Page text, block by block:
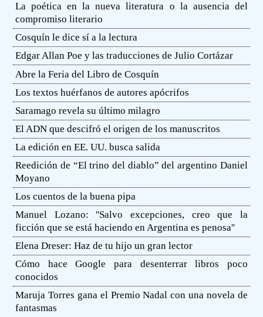
La poética en la nueva literatura o la ausencia del
compromiso literario
Cosquín le dice sí a la lectura
Edgar Allan Poe y las traducciones de Julio Cortázar
Abre la Feria del Libro de Cosquín
Los textos huérfanos de autores apócrifos
Saramago revela su último milagro
El ADN que descifró el origen de los manuscritos
La edición en EE. UU. busca salida
Reedición de “El trino del diablo” del argentino Daniel
Moyano
Los cuentos de la buena pipa
Manuel Lozano: ''Salvo excepciones, creo que la
ficción que se está haciendo en Argentina es penosa''
Elena Dreser: Haz de tu hijo un gran lector
Cómo hace Google para desenterrar libros poco
conocidos
Maruja Torres gana el Premio Nadal con una novela de
fantasmas